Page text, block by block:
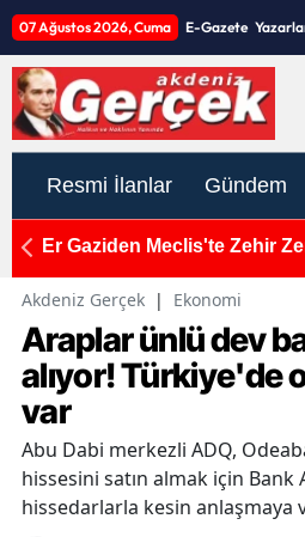
07 Ağustos 2026, Cuma E-Gazete
Resmi İlanlar Gündem
Er Gaziden Meclis'te Zehir
Haklarda Çöp Gibi Kenara
Akdeniz Gerçek | Ekonomi
Araplar ünlü dev
alıyor! Türkiye'de
var
Abu Dabi merkezli ADQ,
hissesini satın almak için
hissedarlarla kesin anlaşmaya